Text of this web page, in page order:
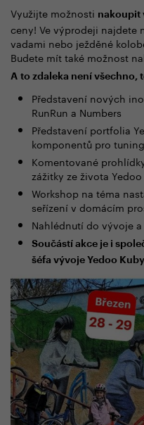
Využijte možnosti nakoupit
ceny! Ve výprodeji najdete
vadami nebo ježděné
Budete mít také možnost
A to zdaleka není všechno,
Představení nových
RunRun a Numbers
Představení portfolia
komponentů pro
Komentované
zážitky ze života Yedoo
Workshop na téma
seřízení v domácím
Nahlédnutí do vývoje
Součástí akce je i
šéfa vývoje Yedoo